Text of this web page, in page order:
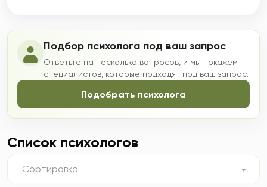
Подбор психолога под ваш запрос
Ответьте на несколько вопросов, и мы покажем
специалистов, которые подходят под ваш запрос.
Подобрать психолога
Список психологов
Сортировка